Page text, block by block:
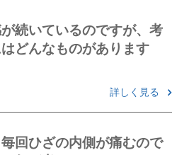
続いているのですが、考
どんなものがあります
詳しく見る
回ひざの内側が痛むので